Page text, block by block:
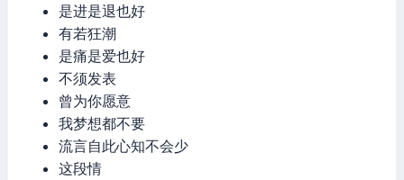
是进是退也好
有若狂潮
是痛是爱也好
不须发表
曾为你愿意
我梦想都不要
流言自此心知不会少
这段情